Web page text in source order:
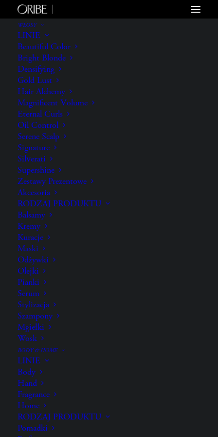
WŁOSY
LINIE
Beautiful Color
Bright Blonde
Densifying
Gold Lust
Hair Alchemy
Magnificent Volume
Eternal Curls
Oil Control
Serene Scalp
Signature
Silverati
Supershine
Zestawy Prezentowe
Akcesoria
RODZAJ PRODUKTU
Balsamy
Kremy
Kuracje
Maski
Odżywki
Olejki
Pianki
Serum
Stylizacja
Szampony
Mgiełki
Wosk
BODY & HOME
LINIE
Body
Hand
Fragrance
Home
RODZAJ PRODUKTU
Pomadki
GOLD LUST,
Dry Heat Protection Spray
250 ml
Wielozadaniowy spray dla tych, którzy szukają
ochrony i regeneracji w jednym.
Ochroń swoje włosy przed wysoką temperaturą